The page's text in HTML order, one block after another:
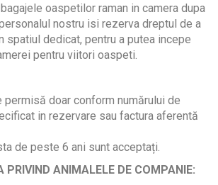
oaspetilor raman in camera dupa
nostru isi rezerva dreptul de a
spatiul dedicat, pentru a putea incepe
pentru viitori oaspeti.
permisă doar conform numărului de
in rezervare sau factura aferentă
de peste 6 ani sunt acceptați.
PRIVIND ANIMALELE DE COMPANIE: